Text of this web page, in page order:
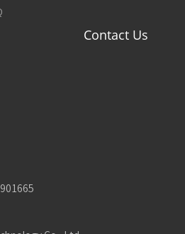
Contact Us